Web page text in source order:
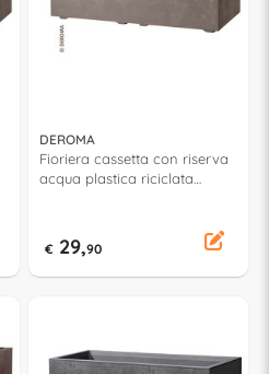
DEROMA
Fioriera cassetta con riserva
acqua plastica riciclata
€ 29,90